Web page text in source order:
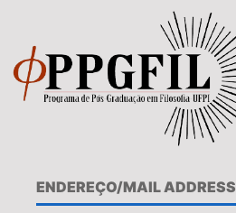
ENDEREÇO/MAIL ADDRESS